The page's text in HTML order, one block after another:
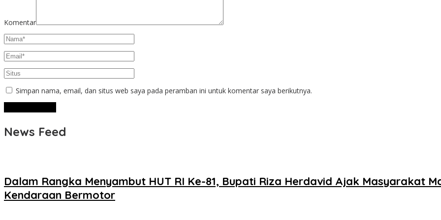
Komentar
Simpan nama, email, dan situs web saya pada peramban ini untuk komentar saya berikutnya.
News Feed
Dalam Rangka Menyambut HUT RI Ke-81, Bupati Riza Herdavid Ajak Masyarakat
Kendaraan Bermotor